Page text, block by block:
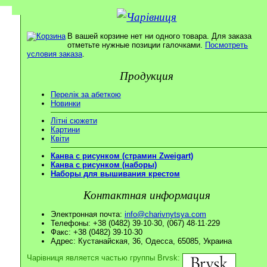
В вашей корзине нет ни одного товара. Для заказа
отметьте нужные позиции галочками. Посмотреть
условия заказа.
Продукция
Перелік за абеткою
Новинки
Літні сюжети
Картини
Квіти
Канва с рисунком (страмин Zweigart)
Канва с рисунком (наборы)
Наборы для вышивания крестом
Контактная информация
Электронная почта: info@charivnytsya.com
Телефоны: +38 (0482) 39·10·30, (067) 48·11·229
Факс: +38 (0482) 39·10·30
Адрес: Кустанайская, 36, Одесса, 65085, Украина
Чарівниця является частью группы Brvsk: